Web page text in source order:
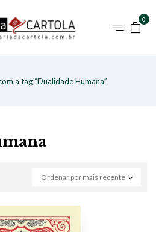
0
a tag “Dualidade Humana”
Ordenar por mais recente